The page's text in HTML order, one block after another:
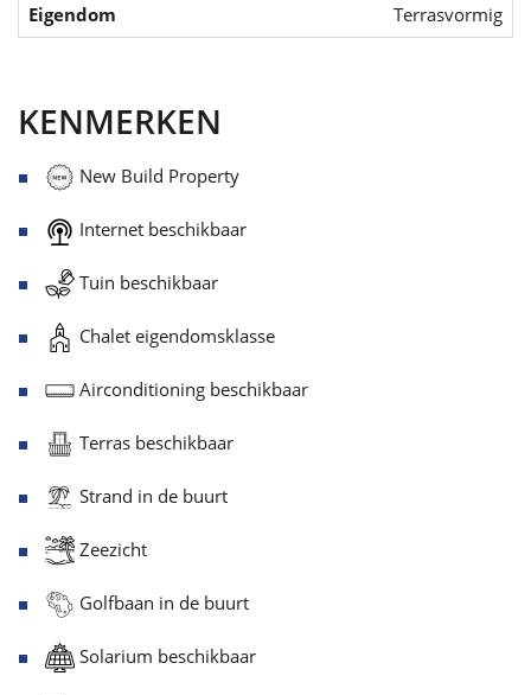
Eigendom
Terrasvormig
KENMERKEN
New Build Property
Internet beschikbaar
Tuin beschikbaar
Chalet eigendomsklasse
Airconditioning beschikbaar
Terras beschikbaar
Strand in de buurt
Zeezicht
Golfbaan in de buurt
Solarium beschikbaar